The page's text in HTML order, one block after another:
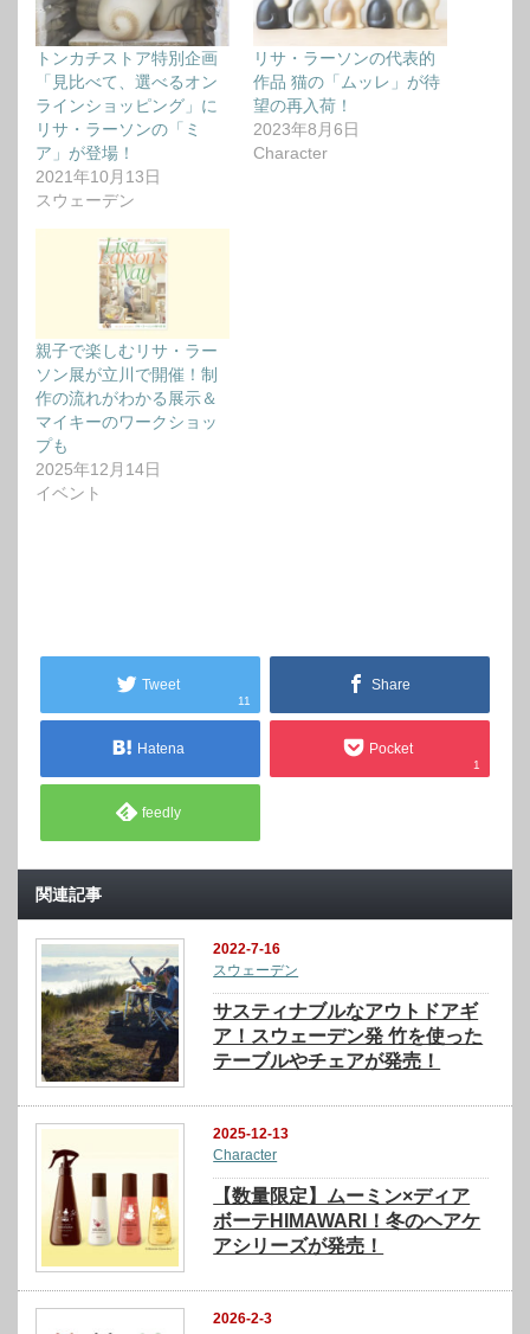
トンカチストア特別企画
「見比べて、選べるオン
ラインショッピング」に
リサ・ラーソンの「ミ
ア」が登場！
2021年10月13日
スウェーデン
リサ・ラーソンの代表的
作品 猫の「ムッレ」が待
望の再入荷！
2023年8月6日
Character
親子で楽しむリサ・ラー
ソン展が立川で開催！制
作の流れがわかる展示＆
マイキーのワークショッ
プも
2025年12月14日
イベント
Tweet
11
Share
Hatena Pocket
1
feedly
関連記事
2022-7-16
スウェーデン
サスティナブルなアウトドアギ
ア！スウェーデン発 竹を使った
テーブルやチェアが発売！
2025-12-13
Character
【数量限定】ムーミン×ディア
ボーテHIMAWARI！冬のヘアケ
アシリーズが発売！
2026-2-3